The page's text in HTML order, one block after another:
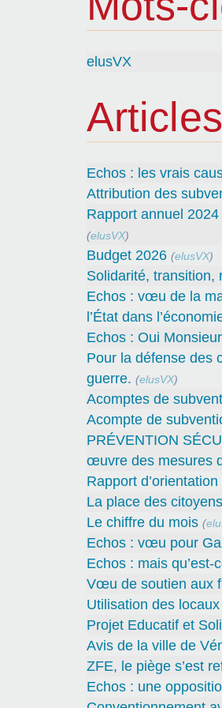
elusVX
Echos : les vrais
Attribution des
Rapport annuel
(elusVX)
Budget 2026 (elusVX)
Solidarité, transition,
Echos : vœu de la
l’État dans
Echos : Oui
Pour la défense des
guerre. (elusVX)
Acomptes de
Acompte de
PRÉVENTION
œuvre des mesures
Rapport
La place des
Le chiffre du mois (
Echos : vœu pour
Echos : mais
Vœu de soutien aux
Utilisation des
Projet Educatif et
Avis de la ville de
ZFE, le piège s’est
Echos : une